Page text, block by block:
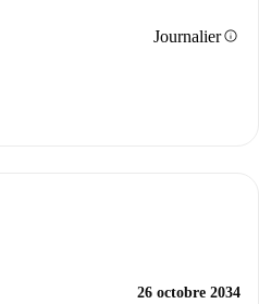
Journalierinfo
26 octobre 2034